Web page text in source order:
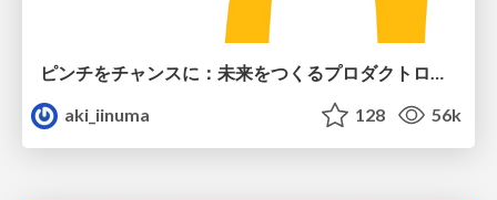
ピンチをチャンスに：未来をつくるプロダクトロードマップ #pmconf2020
aki_iinuma
128 56k